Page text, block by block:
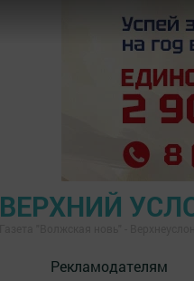
ВЕРХНИЙ
Рекламодателям